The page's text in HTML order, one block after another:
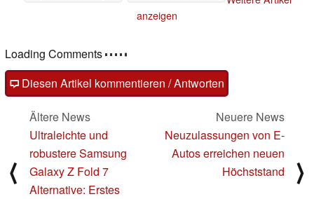
anzeigen
Loading Comments
Diesen Artikel kommentieren / Antworten
⟨
Ältere News
Ultraleichte und
robustere Samsung
Galaxy Z Fold 7
Alternative: Erstes
Neuere News
Neuzulassungen von E-
Autos erreichen neuen
Höchststand
⟩